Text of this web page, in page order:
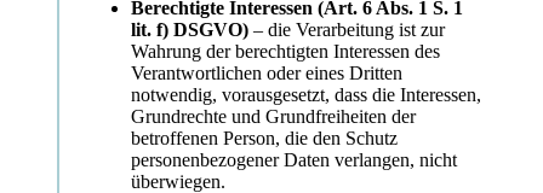
Berechtigte Interessen (Art. 6 Abs. 1 S. 1
lit. f) DSGVO) – die Verarbeitung ist zur
Wahrung der berechtigten Interessen des
Verantwortlichen oder eines Dritten
notwendig, vorausgesetzt, dass die Interessen,
Grundrechte und Grundfreiheiten der
betroffenen Person, die den Schutz
personenbezogener Daten verlangen, nicht
überwiegen.